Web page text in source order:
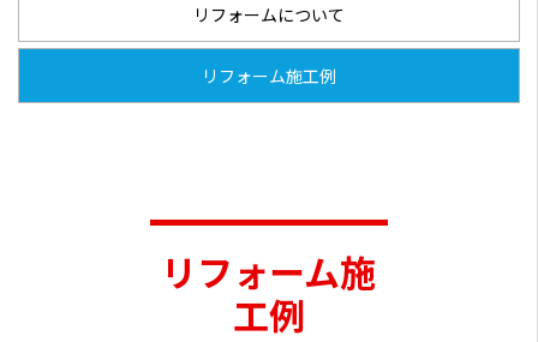
リフォームについて
リフォーム施工例
リフォーム施
工例